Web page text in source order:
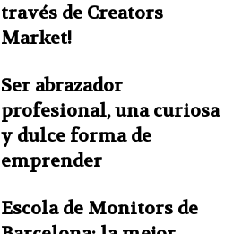
través de Creators
Market!
Ser abrazador
profesional, una curiosa
y dulce forma de
emprender
Escola de Monitors de